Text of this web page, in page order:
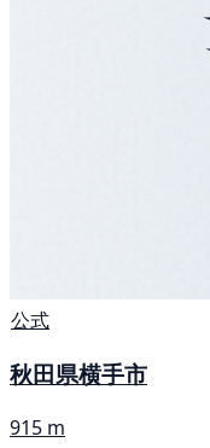
公式
秋田県横手市
915 m